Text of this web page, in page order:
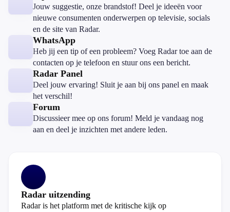
Jouw suggestie, onze brandstof! Deel je ideeën voor
nieuwe consumenten onderwerpen op televisie, socials
en de site van Radar.
WhatsApp
Heb jij een tip of een probleem? Voeg Radar toe aan de
contacten op je telefoon en stuur ons een bericht.
Radar Panel
Deel jouw ervaring! Sluit je aan bij ons panel en maak
het verschil!
Forum
Discussieer mee op ons forum! Meld je vandaag nog
aan en deel je inzichten met andere leden.
Radar uitzending
Radar is het platform met de kritische kijk op